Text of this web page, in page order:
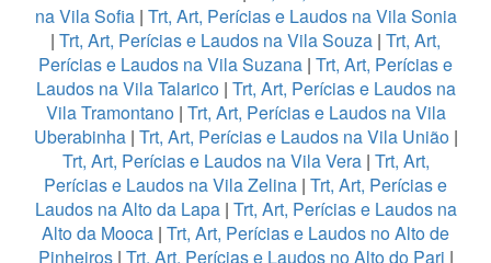
na Vila Sofia| Trt, Art, Perícias e Laudos na Vila Sonia
| Trt, Art, Perícias e Laudos na Vila Souza | Trt, Art,
Perícias e Laudos na Vila Suzana | Trt, Art, Perícias e
Laudos na Vila Talarico| Trt, Art, Perícias e Laudos na
Vila Tramontano| Trt, Art, Perícias e Laudos na Vila
Uberabinha| Trt, Art, Perícias e Laudos na Vila União|
Trt, Art, Perícias e Laudos na Vila Vera| Trt, Art,
Perícias e Laudos na Vila Zelina | Trt, Art, Perícias e
Laudos na Alto da Lapa| Trt, Art, Perícias e Laudos na
Alto da Mooca | Trt, Art, Perícias e Laudos no Alto de
Pinheiros| Trt, Art, Perícias e Laudos no Alto do Pari |